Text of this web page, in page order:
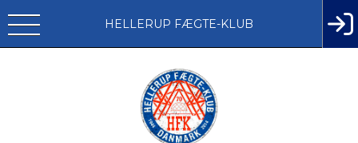
HELLERUP FÆGTE-KLUB